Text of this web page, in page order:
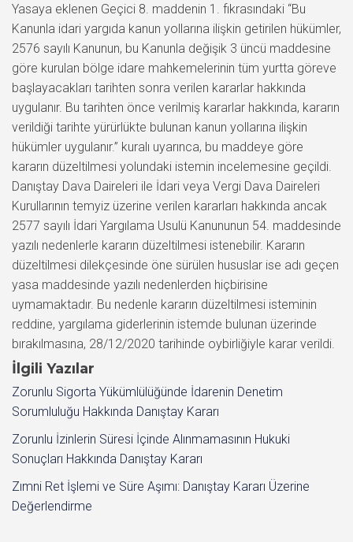
Yasaya eklenen Geçici 8. maddenin 1. fıkrasındaki “Bu
Kanunla idari yargıda kanun yollarına ilişkin getirilen hükümler,
2576 sayılı Kanunun, bu Kanunla değişik 3 üncü maddesine
göre kurulan bölge idare mahkemelerinin tüm yurtta göreve
başlayacakları tarihten sonra verilen kararlar hakkında
uygulanır. Bu tarihten önce verilmiş kararlar hakkında, kararın
verildiği tarihte yürürlükte bulunan kanun yollarına ilişkin
hükümler uygulanır.” kuralı uyarınca, bu maddeye göre
kararın düzeltilmesi yolundaki istemin incelemesine geçildi.
Danıştay Dava Daireleri ile İdari veya Vergi Dava Daireleri
Kurullarının temyiz üzerine verilen kararları hakkında ancak
2577 sayılı İdari Yargılama Usulü Kanununun 54. maddesinde
yazılı nedenlerle kararın düzeltilmesi istenebilir. Kararın
düzeltilmesi dilekçesinde öne sürülen hususlar ise adı geçen
yasa maddesinde yazılı nedenlerden hiçbirisine
uymamaktadır. Bu nedenle kararın düzeltilmesi isteminin
reddine, yargılama giderlerinin istemde bulunan üzerinde
bırakılmasına, 28/12/2020 tarihinde oybirliğiyle karar verildi.
İlgili Yazılar
Zorunlu Sigorta Yükümlülüğünde İdarenin Denetim
Sorumluluğu Hakkında Danıştay Kararı
Zorunlu İzinlerin Süresi İçinde Alınmamasının Hukuki
Sonuçları Hakkında Danıştay Kararı
Zımni Ret İşlemi ve Süre Aşımı: Danıştay Kararı Üzerine
Değerlendirme